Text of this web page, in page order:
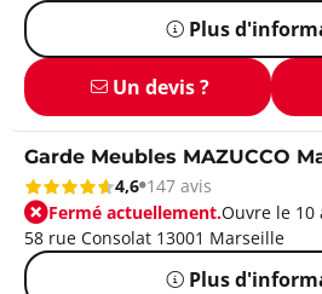
Plus
Un devis ?
Garde Meubles MAZUCCO
4,6 147 avis
Fermé actuellement.Ouvre le 10
58 rue Consolat 13001 Marseille
Plus